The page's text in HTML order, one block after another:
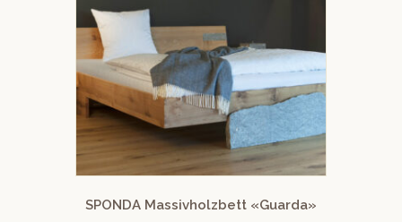
SPONDA Massivholzbett «Guarda»